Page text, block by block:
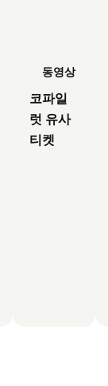
동영상
코파일
럿 유사
티켓